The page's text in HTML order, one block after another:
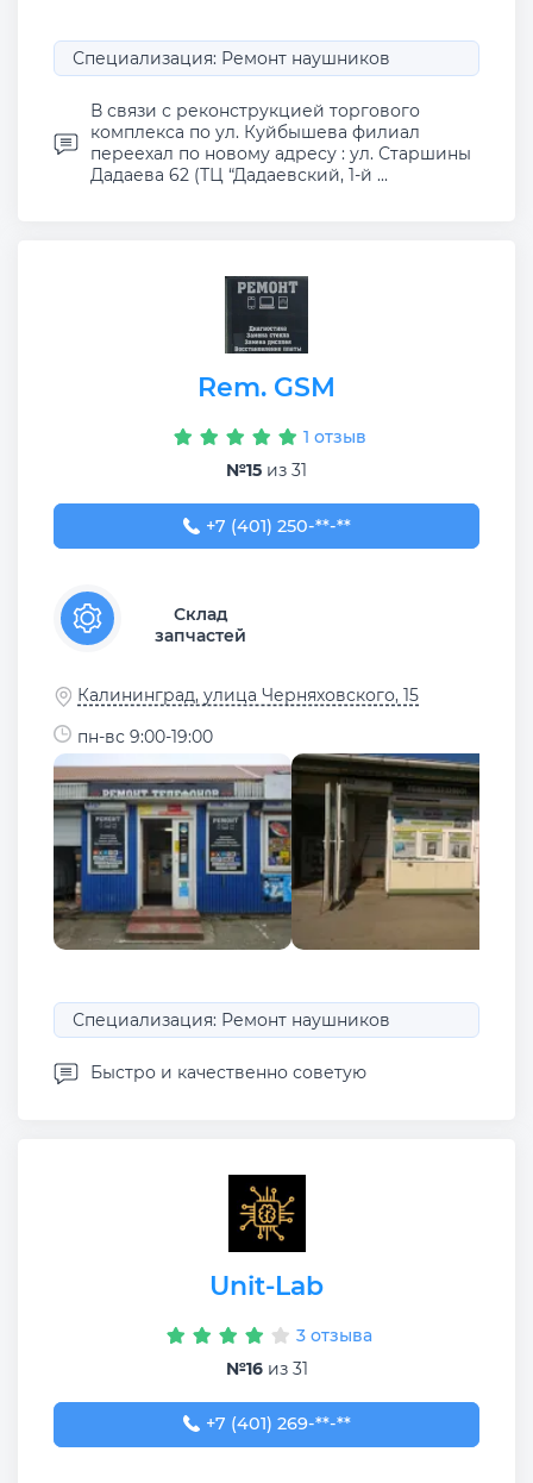
Специализация: Ремонт наушников
В связи с реконструкцией торгового
комплекса по ул. Куйбышева филиал
переехал по новому адресу : ул. Старшины
Дадаева 62 (ТЦ “Дадаевский, 1-й ...
Rem. GSM
1 отзыв
№15 из 31
+7 (401) 250-73-74
+7 (401) 250-**-**
Склад
запчастей
Калининград, улица Черняховского, 15
пн-вс 9:00-19:00
Специализация: Ремонт наушников
Быстро и качественно советую
Unit-Lab
3 отзыва
№16из 31
+7 (401) 269-78-33
+7 (401) 269-**-**